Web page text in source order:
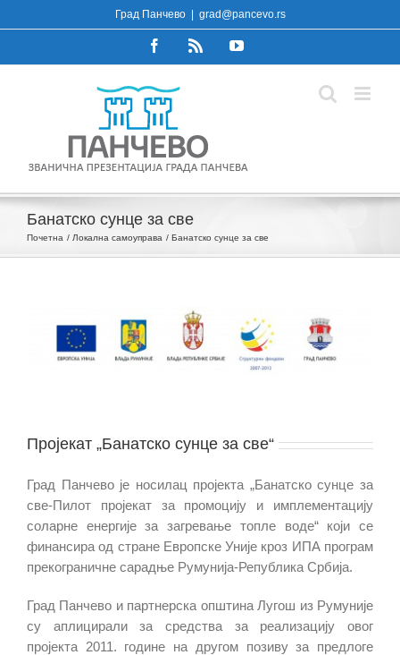
to
Град Панчево grad@pancevo.rs
FacebookRss YouTube
Банатско сунце за све
Почетна Локална самоуправа Банатско сунце за све
Пројекат „Банатско сунце за све“
Град Панчево је носилац пројекта „Банатско сунце за
све-Пилот пројекат за промоцију и имплементацију
соларне енергије за загревање топле воде“ који се
финансира од стране Европске Уније кроз ИПА програм
прекограничне сарадње Румунија-Република Србија.
Град Панчево и партнерска општина Лугош из Румуније
су аплицирали за средства за реализацију овог
пројекта 2011. године на другом позиву за предлоге